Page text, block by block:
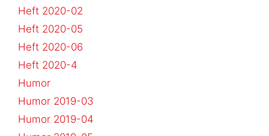
Heft 2020-02
Heft 2020-05
Heft 2020-06
Heft 2020-4
Humor
Humor 2019-03
Humor 2019-04